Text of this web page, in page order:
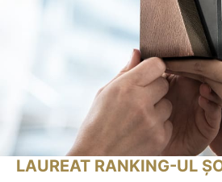
LAUREAT RANKING-UL